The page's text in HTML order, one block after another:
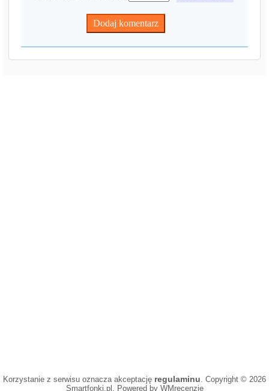
Korzystanie z serwisu oznacza akceptację regulaminu . Copyright © 2026
Smartfonki.pl. Powered by WMrecenzje